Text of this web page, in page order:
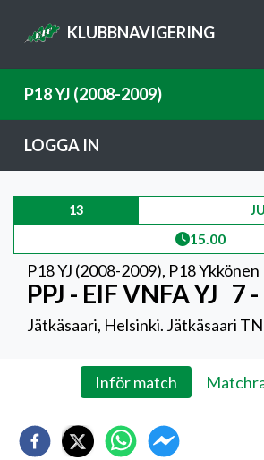
KLUBBNAVIGERING
P18 YJ (2008-2009)
LOGGA IN
13
15.00
P18 YJ (2008-2009), P18 Ykkönen
PPJ - EIF VNFA YJ 7 -
Jätkäsaari, Helsinki. Jätkäsaari TN
Inför match